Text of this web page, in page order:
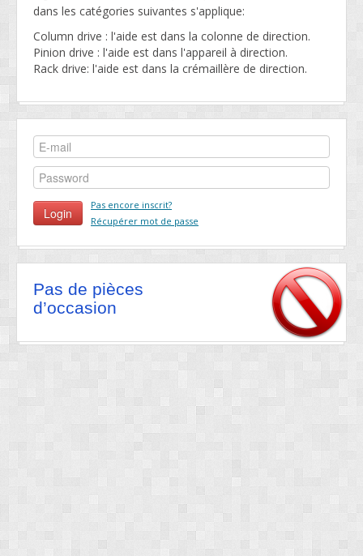
dans les catégories suivantes s'applique:
Column drive : l'aide est dans la colonne de direction.
Pinion drive : l'aide est dans l'appareil à direction.
Rack drive: l'aide est dans la crémaillère de direction.
Pas encore inscrit?
Récupérer mot de passe
Pas de pièces
d’occasion